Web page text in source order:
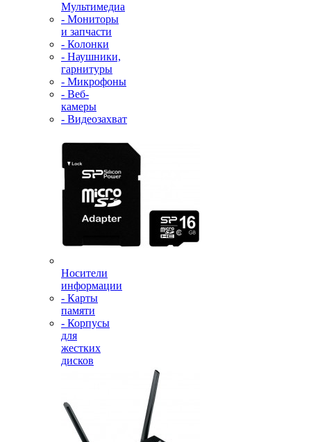
Мультимедиа
- Мониторы
и запчасти
- Колонки
- Наушники,
гарнитуры
- Микрофоны
- Веб-
камеры
- Видеозахват
Носители
информации
- Карты
памяти
- Корпусы
для
жестких
дисков